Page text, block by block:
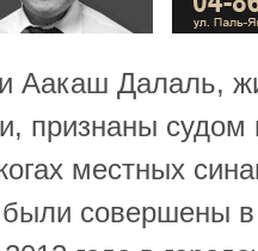
Аакаш Далаль,
признаны судом
местных
совершены